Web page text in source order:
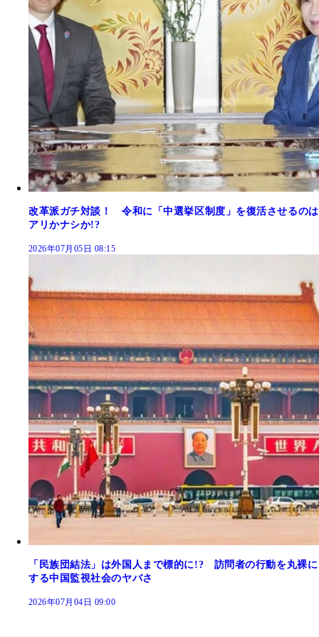
改革派ガチ対談！ 令和に「中選挙区制度」を復活させるのは
アリかナシか!?
2026年07月05日 08:15
「民族団結法」は外国人まで標的に!? 訪問者の行動を丸裸に
する中国監視社会のヤバさ
2026年07月04日 09:00